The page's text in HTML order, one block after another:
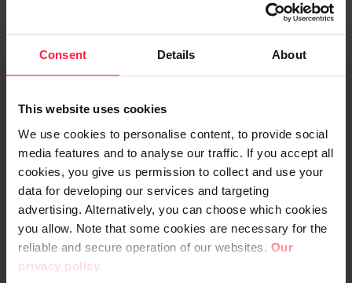
Consent Details About
This website uses cookies
We use cookies to personalise content, to provide social
media features and to analyse our traffic. If you accept all
cookies, you give us permission to collect and use your
data for developing our services and targeting
advertising. Alternatively, you can choose which cookies
you allow. Note that some cookies are necessary for the
reliable and secure operation of our websites. Our
privacy policy.
työvuorosuunnittelua.
Lue myös blogi:
Onnistuneen mallinnustyön
askeleet
Parhaimmillaan koneoppimisen
soveltamista voidaan kokeilla hyvin
suoraviivaisesti: 1. Selvitetään saatavilla
oleva relevantti data ja tuodaan se yhteen.